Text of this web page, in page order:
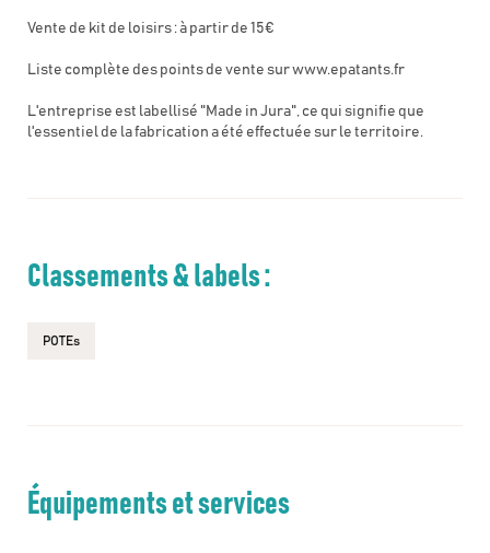
Vente de kit de loisirs : à partir de 15€
Liste complète des points de vente sur www.epatants.fr
L'entreprise est labellisé "Made in Jura", ce qui signifie que
l'essentiel de la fabrication a été effectuée sur le territoire.
Classements & labels :
POTEs
Équipements et services